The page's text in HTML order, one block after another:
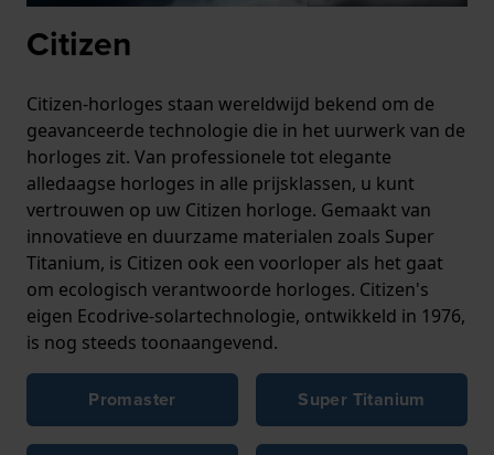
Citizen
Citizen-horloges staan ​​wereldwijd bekend om de
geavanceerde technologie die in het uurwerk van de
horloges zit. Van professionele tot elegante
alledaagse horloges in alle prijsklassen, u kunt
vertrouwen op uw Citizen horloge. Gemaakt van
innovatieve en duurzame materialen zoals Super
Titanium, is Citizen ook een voorloper als het gaat
om ecologisch verantwoorde horloges. Citizen's
eigen Ecodrive-solartechnologie, ontwikkeld in 1976,
is nog steeds toonaangevend.
Promaster Super Titanium